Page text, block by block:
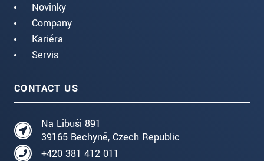
Novinky
Company
Kariéra
Servis
CONTACT US
Na Libuši 891
39165 Bechyně, Czech Republic
+420 381 412 011